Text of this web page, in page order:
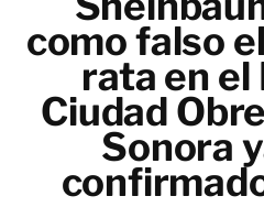
como falso
rata en el
Ciudad
Sonora